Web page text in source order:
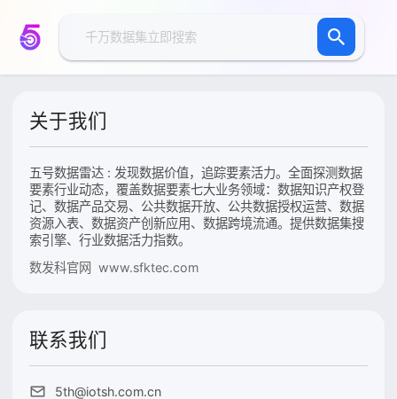
关于我们
五号数据雷达 : 发现数据价值，追踪要素活力。全面探测数据
要素行业动态，覆盖数据要素七大业务领域：数据知识产权登
记、数据产品交易、公共数据开放、公共数据授权运营、数据
资源入表、数据资产创新应用、数据跨境流通。提供数据集搜
索引擎、行业数据活力指数。
数发科官网 www.sfktec.com
联系我们
5th@iotsh.com.cn